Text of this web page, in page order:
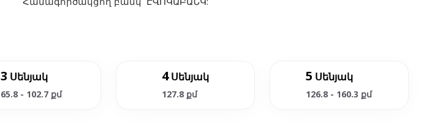
3 Սենյակ
65.8 - 102.7 քմ
4Սենյակ
127.8 քմ
5 Սենյակ
126.8 - 160.3 քմ